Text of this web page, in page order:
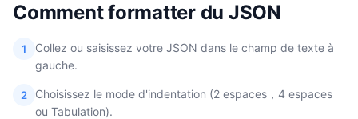
Comment formatter du JSON
1
Collez ou saisissez votre JSON dans le champ de texte à
gauche.
2
Choisissez le mode d'indentation (2 espaces，4 espaces
ou Tabulation).